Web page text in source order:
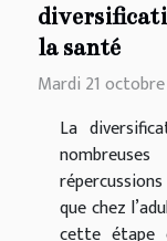
la santé
Mardi 21
La
que chez
cette étape